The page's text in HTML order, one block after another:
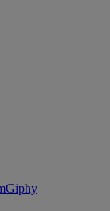
Giphy